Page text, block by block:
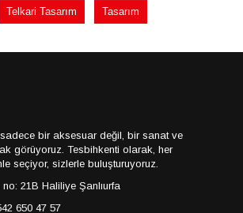
Telkari Tasarım Tasarım
bir aksesuar değil, bir sanat ve
görüyoruz. Tesbihkenti olarak, her
seçiyor, sizlerle buluşturuyoruz.
21B Haliliye Şanlıurfa
650 47 57